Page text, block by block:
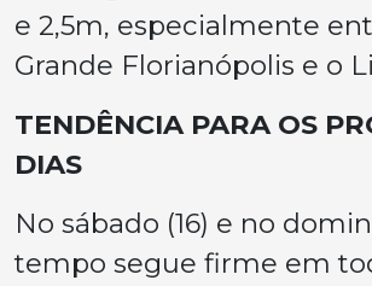
e 2,5m, especialmente
Grande Florianópolis e o
TENDÊNCIA PARA OS
DIAS
No sábado (16) e no
tempo segue firme em